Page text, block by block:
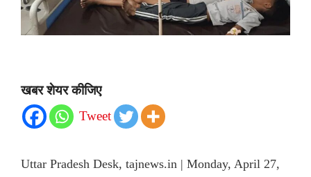
खबर शेयर कीजिए
Tweet
Uttar Pradesh Desk, tajnews.in | Monday, April 27,